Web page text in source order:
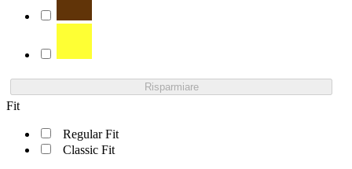
Risparmiare
Fit
Regular Fit
Classic Fit